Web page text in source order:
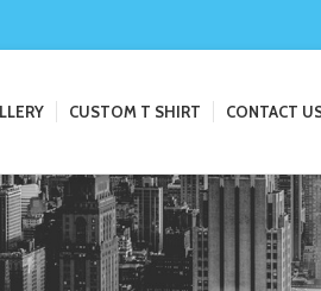
CUSTOM T SHIRT CONTACT